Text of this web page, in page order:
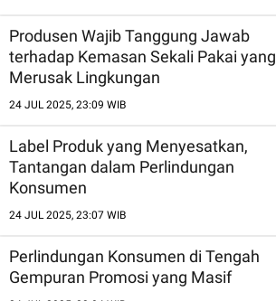
Produsen Wajib Tanggung Jawab
terhadap Kemasan Sekali Pakai yang
Merusak Lingkungan
24 JUL 2025, 23:09 WIB
Label Produk yang Menyesatkan,
Tantangan dalam Perlindungan
Konsumen
24 JUL 2025, 23:07 WIB
Perlindungan Konsumen di Tengah
Gempuran Promosi yang Masif